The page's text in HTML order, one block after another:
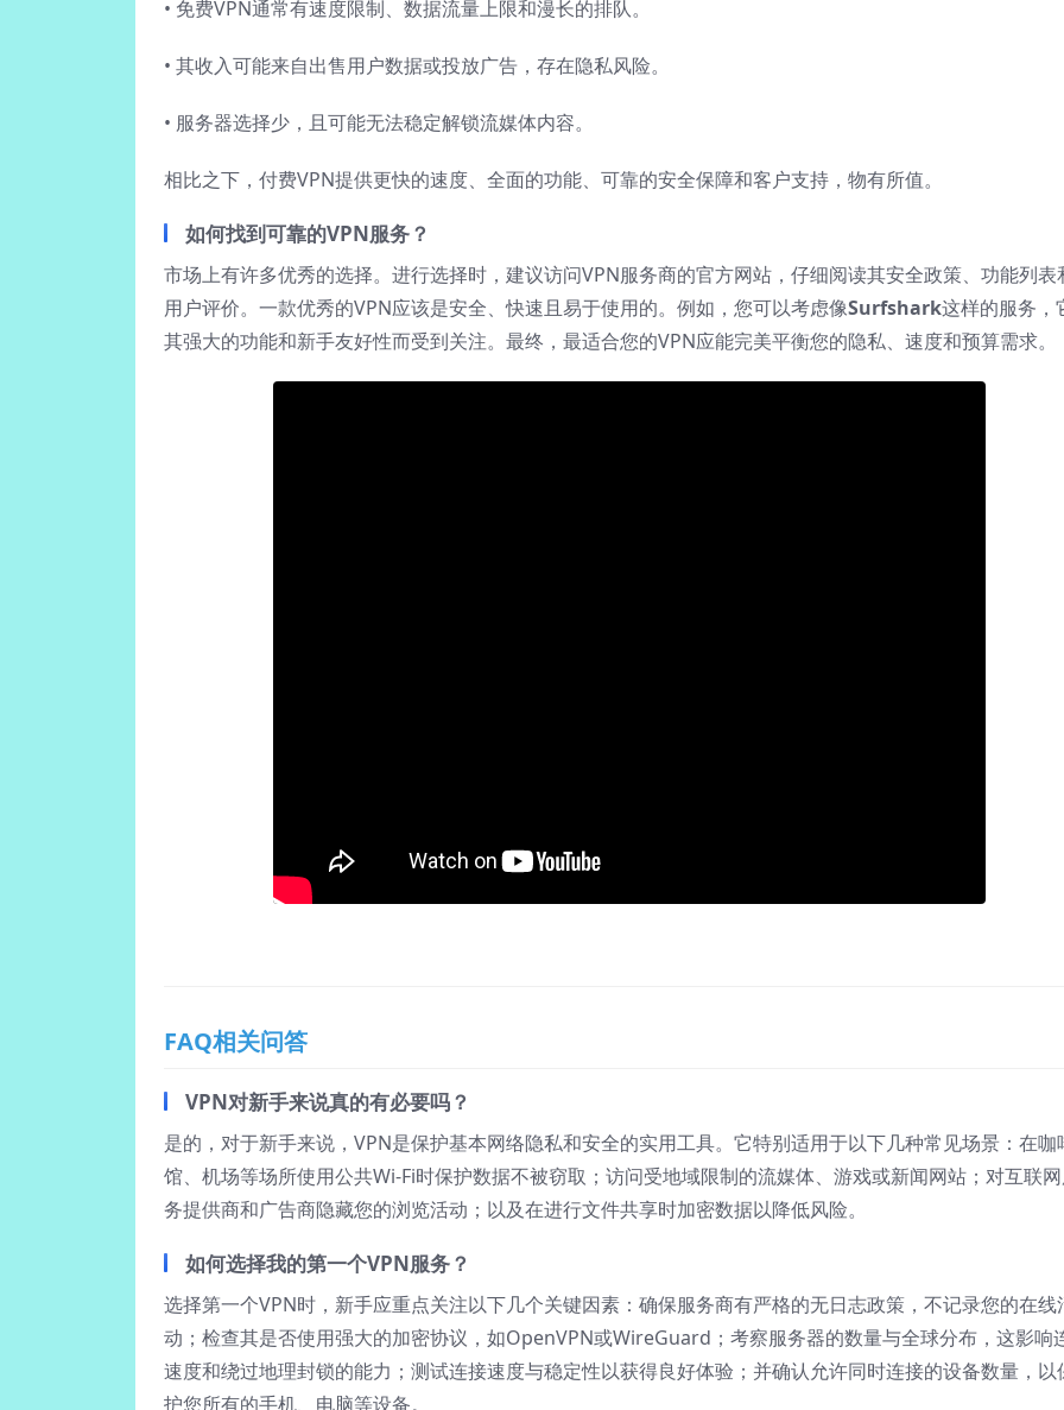
• 免费VPN通常有速度限制、数据流量上限和漫长的排队。
• 其收入可能来自出售用户数据或投放广告，存在隐私风险。
• 服务器选择少，且可能无法稳定解锁流媒体内容。
相比之下，付费VPN提供更快的速度、全面的功能、可靠的安全保障和客户支持，物有所值。
如何找到可靠的VPN服务？
市场上有许多优秀的选择。进行选择时，建议访问VPN服务商的官方网站，仔细阅读其安全政策、功能列表
用户评价。一款优秀的VPN应该是安全、快速且易于使用的。例如，您可以考虑像Surfshark这样的服务，
其强大的功能和新手友好性而受到关注。最终，最适合您的VPN应能完美平衡您的隐私、速度和预算需求。
FAQ相关问答
VPN对新手来说真的有必要吗？
是的，对于新手来说，VPN是保护基本网络隐私和安全的实用工具。它特别适用于以下几种常见场景：在咖
馆、机场等场所使用公共Wi-Fi时保护数据不被窃取；访问受地域限制的流媒体、游戏或新闻网站；对互联
务提供商和广告商隐藏您的浏览活动；以及在进行文件共享时加密数据以降低风险。
如何选择我的第一个VPN服务？
选择第一个VPN时，新手应重点关注以下几个关键因素：确保服务商有严格的无日志政策，不记录您的在线
动；检查其是否使用强大的加密协议，如OpenVPN或WireGuard；考察服务器的数量与全球分布，这影响
速度和绕过地理封锁的能力；测试连接速度与稳定性以获得良好体验；并确认允许同时连接的设备数量，以
护您所有的手机、电脑等设备。